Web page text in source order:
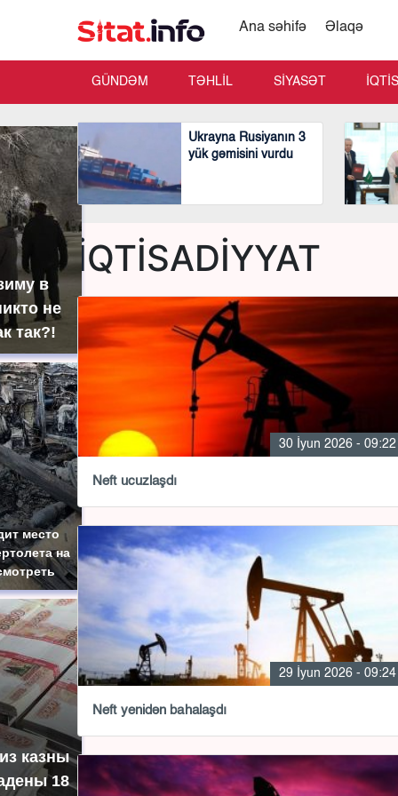
в
не
так?!
место
на
казны
18
Ana səhifə Əlaqə
GÜNDƏM TƏHLİL SİYASƏT
Ukrayna Rusiyanın 3
yük gəmisini vurdu
İQTİSADİYYAT
30 İyun 2026 - 09:22
Neft ucuzlaşdı
29 İyun 2026 - 09:24
Neft yenidən bahalaşdı